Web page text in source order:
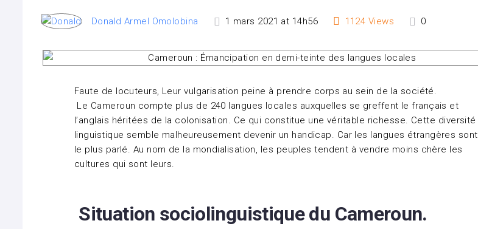
Donald Armel Omolobina 1 mars 2021 at 14h56 1124 Views 0
Faute de locuteurs, Leur vulgarisation peine à prendre corps au sein de la société.
Le Cameroun compte plus de 240 langues locales auxquelles se greffent le français et
l’anglais héritées de la colonisation. Ce qui constitue une véritable richesse. Cette diversité
linguistique semble malheureusement devenir un handicap. Car les langues étrangères sont
le plus parlé. Au nom de la mondialisation, les peuples tendent à vendre moins chère les
cultures qui sont leurs.
Situation sociolinguistique du Cameroun.